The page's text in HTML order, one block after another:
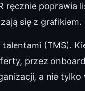
ręcznie poprawia
się z grafikiem.
(TMS).
przez
a nie tylko